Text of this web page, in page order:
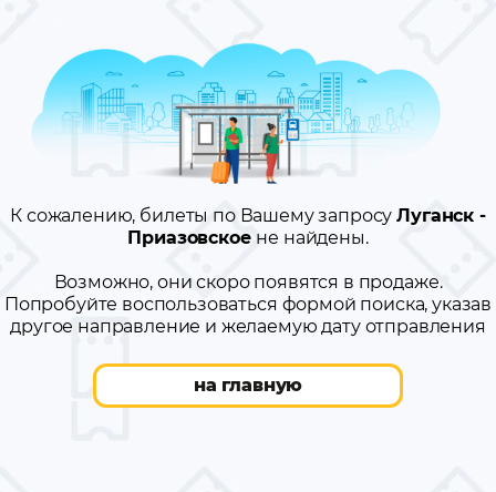
К сожалению, билеты по Вашему запросуЛуганск -
Приазовское не найдены.
Возможно, они скоро появятся в продаже.
Попробуйте воспользоваться формой поиска, указав
другое направление и желаемую дату отправления
на главную